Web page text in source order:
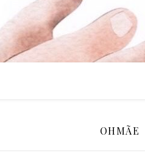
OHMÃE